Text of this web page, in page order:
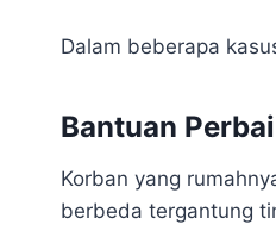
Dalam beberapa
Bantuan
Korban yang
berbeda tergantung